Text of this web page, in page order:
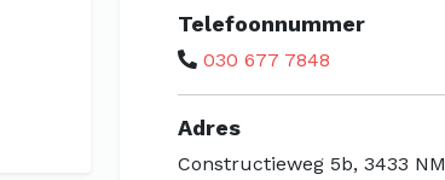
Telefoonnummer
030 677 7848
Adres
Constructieweg 5b, 3433 NM